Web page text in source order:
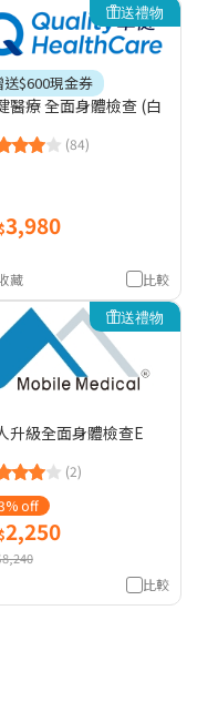
送禮物
送$600現金券
醫療 全面身體檢查 (白
(84)
3,980
比較
藏
送禮物
升級全面身體檢查E
(2)
off
2,250
比較